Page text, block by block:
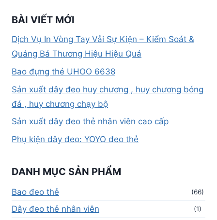
BÀI VIẾT MỚI
Dịch Vụ In Vòng Tay Vải Sự Kiện – Kiểm Soát &
Quảng Bá Thương Hiệu Hiệu Quả
Bao đựng thẻ UHOO 6638
Sản xuất dây đeo huy chương , huy chương bóng
đá , huy chương chạy bộ
Sản xuất dây đeo thẻ nhân viên cao cấp
Phụ kiện dây đeo: YOYO đeo thẻ
DANH MỤC SẢN PHẨM
Bao đeo thẻ (66)
Dây đeo thẻ nhân viên (1)